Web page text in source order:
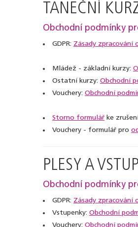
TANEČNÍ
Obchodní podmínky
GDPR: Zásady zpracování
Mládež - základní kurzy:
Ostatní kurzy: Obchodní
Vouchery: Obchodní
Storno formulář ke
Vouchery - formulář pro
PLESY A
Obchodní podmínky
GDPR: Zásady zpracování
Vstupenky: Obchodní
Vouchery: Obchodní